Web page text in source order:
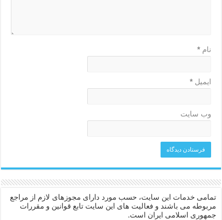
نام*
ایمیل*
وب‌ سایت
تمامی خدمات این سایت، حسب مورد دارای مجوزهای لازم از مراجع
مربوطه می باشند و فعالیت های این سایت تابع قوانین و مقررات
جمهوری اسلامی ایران است.